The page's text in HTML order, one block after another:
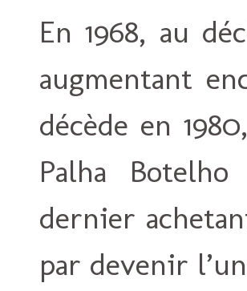
En 1968, au
augmentant
décède en
Palha
dernier
par devenir